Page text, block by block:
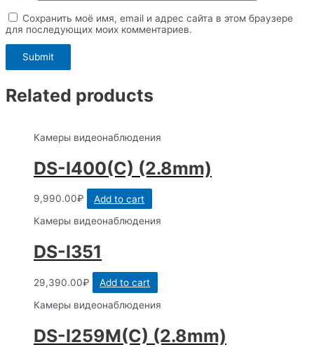
Сохранить моё имя, email и адрес сайта в этом браузере
для последующих моих комментариев.
Related products
Камеры видеонаблюдения
DS-I400(C) (2.8mm)
9,990.00₽
Add to cart
Камеры видеонаблюдения
DS-I351
29,390.00₽
Add to cart
Камеры видеонаблюдения
DS-I259M(C) (2.8mm)